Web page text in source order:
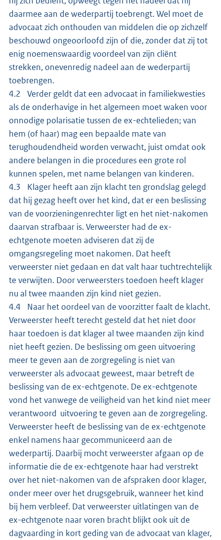
daarmee aan de wederpartij toebrengt. Wel moet de
advocaat zich onthouden van middelen die op zichzelf
beschouwd ongeoorloofd zijn of die, zonder dat zij tot
enig noemenswaardig voordeel van zijn cliënt
strekken, onevenredig nadeel aan de wederpartij
toebrengen.
4.2 Verder geldt dat een advocaat in familiekwesties
als de onderhavige in het algemeen moet waken voor
onnodige polarisatie tussen de ex-echtelieden; van
hem (of haar) mag een bepaalde mate van
terughoudendheid worden verwacht, juist omdat ook
andere belangen in die procedures een grote rol
kunnen spelen, met name belangen van kinderen.
4.3 Klager heeft aan zijn klacht ten grondslag gelegd
dat hij gezag heeft over het kind, dat er een beslissing
van de voorzieningenrechter ligt en het niet-nakomen
daarvan strafbaar is. Verweerster had de ex-
echtgenote moeten adviseren dat zij de
omgangsregeling moet nakomen. Dat heeft
verweerster niet gedaan en dat valt haar tuchtrechtelijk
te verwijten. Door verweersters toedoen heeft klager
nu al twee maanden zijn kind niet gezien.
4.4 Naar het oordeel van de voorzitter faalt de klacht.
Verweerster heeft terecht gesteld dat het niet door
haar toedoen is dat klager al twee maanden zijn kind
niet heeft gezien. De beslissing om geen uitvoering
meer te geven aan de zorgregeling is niet van
verweerster als advocaat geweest, maar betreft de
beslissing van de ex-echtgenote. De ex-echtgenote
vond het vanwege de veiligheid van het kind niet meer
verantwoord uitvoering te geven aan de zorgregeling.
Verweerster heeft de beslissing van de ex-echtgenote
enkel namens haar gecommuniceerd aan de
wederpartij. Daarbij mocht verweerster afgaan op de
informatie die de ex-echtgenote haar had verstrekt
over het niet-nakomen van de afspraken door klager,
onder meer over het drugsgebruik, wanneer het kind
bij hem verbleef. Dat verweerster uitlatingen van de
ex-echtgenote naar voren bracht blijkt ook uit de
dagvaarding in kort geding van de advocaat van klager,